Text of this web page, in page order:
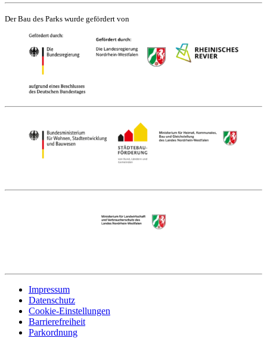
Der Bau des Parks wurde gefördert von
Impressum
Datenschutz
Cookie-Einstellungen
Barrierefreiheit
Parkordnung